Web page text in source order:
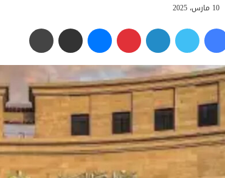
10 مارس، 2025
فيسبوك تويتر لينكدإن بينتيريست ماسنجر مشاركة عبر البريد